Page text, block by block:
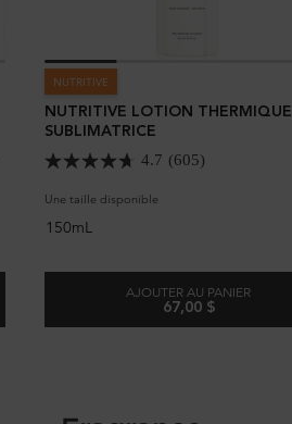
NUTRITIVE
NUTRITIVE LOTION THERMIQUE
SUBLIMATRICE
4.7 (605)
Une taille disponible
150mL
AJOUTER AU PANIER
67,00 $